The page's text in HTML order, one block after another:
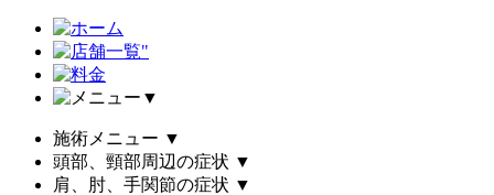
▼
施術メニュー ▼
頭部、頸部周辺の症状 ▼
肩、肘、手関節の症状 ▼